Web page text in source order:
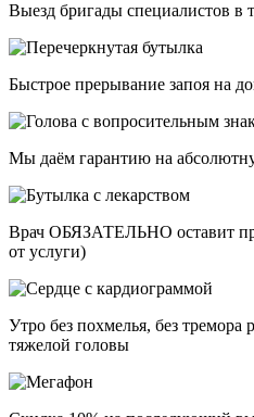
Выезд бригады специалистов в
Быстрое прерывание запоя на
Мы даём гарантию на
Врач ОБЯЗАТЕЛЬНО оставит
от услуги)
Утро без похмелья, без тремора
тяжелой головы